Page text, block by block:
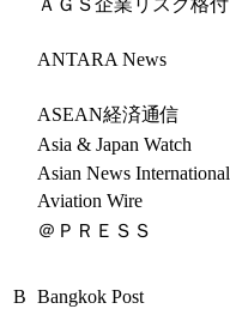
ANTARA News
ASEAN経済通信
Asia & Japan Watch
Asian News International
Aviation Wire
＠ＰＲＥＳＳ
B Bangkok Post